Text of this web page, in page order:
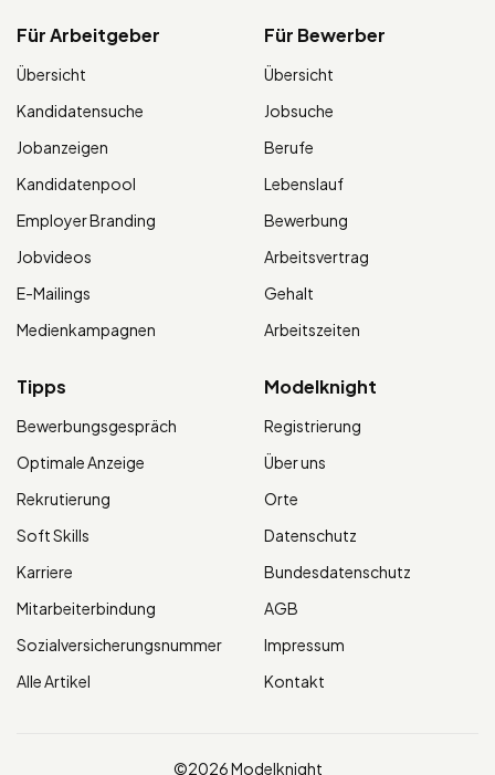
Für Arbeitgeber
Übersicht
Kandidatensuche
Jobanzeigen
Kandidatenpool
Employer Branding
Jobvideos
E-Mailings
Medienkampagnen
Für Bewerber
Übersicht
Jobsuche
Berufe
Lebenslauf
Bewerbung
Arbeitsvertrag
Gehalt
Arbeitszeiten
Tipps
Bewerbungsgespräch
Optimale Anzeige
Rekrutierung
Soft Skills
Karriere
Mitarbeiterbindung
Sozialversicherungsnummer
Alle Artikel
Modelknight
Registrierung
Über uns
Orte
Datenschutz
Bundesdatenschutz
AGB
Impressum
Kontakt
©2026 Modelknight